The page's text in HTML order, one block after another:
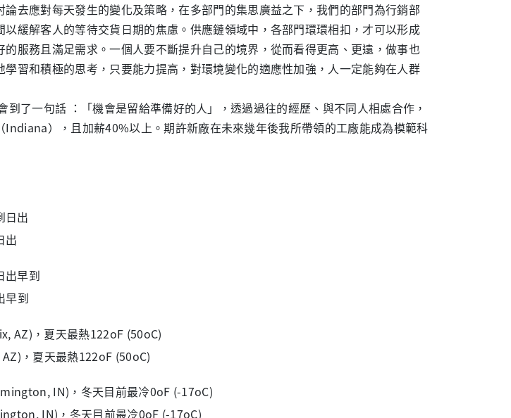
去應對每天發生的變化及策略，在多部門的集思廣益之下，我們的部門為行銷部
緩解客人的等待交貨日期的焦慮。供應鏈領域中，各部門環環相扣，才可以形成
服務且滿足需求。一個人要不斷提升自己的境界，從而看得更高、更遠，做事也
習和積極的思考，只要能力提高，對環境變化的適應性加強，人一定能夠在人群
了一句話 ：「機會是留給準備好的人」，透過過往的經歷、與不同人相處合作，
Indiana），且加薪40%以上。期許新廠在未來幾年後我所帶領的工廠能成為模範科
出
早到
，夏天最熱122oF (50oC)
IN)，冬天目前最冷0oF (-17oC)